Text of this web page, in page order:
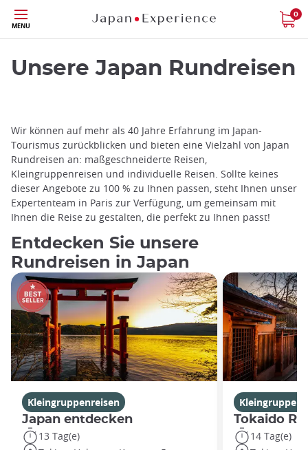
Größe
MENU
0
Unsere Japan Rundreisen
Wir können auf mehr als 40 Jahre Erfahrung im Japan-
Tourismus zurückblicken und bieten eine Vielzahl von Japan
Rundreisen an: maßgeschneiderte Reisen,
Kleingruppenreisen und individuelle Reisen. Sollte keines
dieser Angebote zu 100 % zu Ihnen passen, steht Ihnen unser
Expertenteam in Paris zur Verfügung, um gemeinsam mit
Ihnen die Reise zu gestalten, die perfekt zu Ihnen passt!
Entdecken Sie unsere
Rundreisen in Japan
Kleingruppenreisen
Japan entdecken
13 Tag(e)
Tokaido
14 Tag(e)